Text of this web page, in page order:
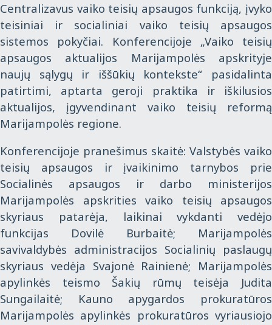
Centralizavus vaiko teisių apsaugos funkciją, įvyko
teisiniai ir socialiniai vaiko teisių apsaugos
sistemos pokyčiai. Konferencijoje „Vaiko teisių
apsaugos aktualijos Marijampolės apskrityje
naujų sąlygų ir iššūkių kontekste“ pasidalinta
patirtimi, aptarta geroji praktika ir iškilusios
aktualijos, įgyvendinant vaiko teisių reformą
Marijampolės regione.
Konferencijoje pranešimus skaitė: Valstybės vaiko
teisių apsaugos ir įvaikinimo tarnybos prie
Socialinės apsaugos ir darbo ministerijos
Marijampolės apskrities vaiko teisių apsaugos
skyriaus patarėja, laikinai vykdanti vedėjo
funkcijas Dovilė Burbaitė; Marijampolės
savivaldybės administracijos Socialinių paslaugų
skyriaus vedėja Svajonė Rainienė; Marijampolės
apylinkės teismo Šakių rūmų teisėja Judita
Sungailaitė; Kauno apygardos prokuratūros
Marijampolės apylinkės prokuratūros vyriausiojo